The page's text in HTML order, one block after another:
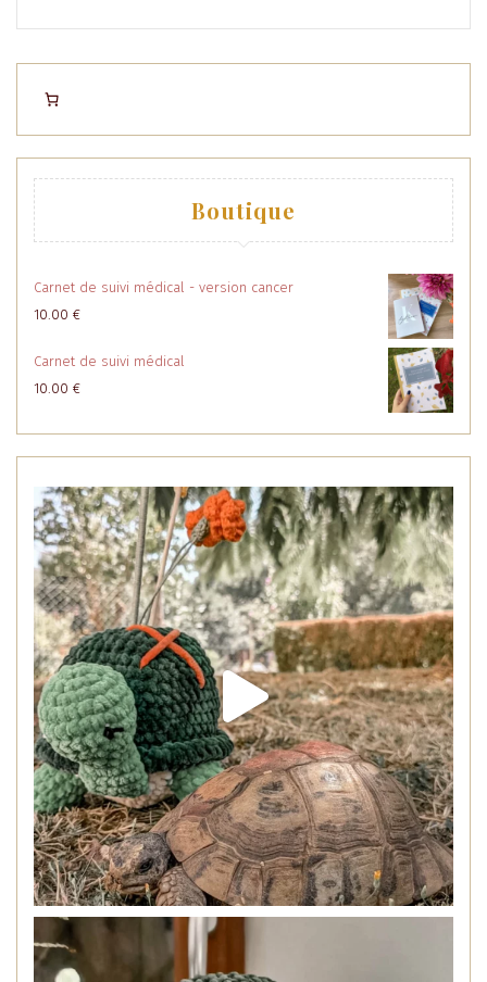
Boutique
Carnet de suivi médical - version cancer
10.00 €
Carnet de suivi médical
10.00 €